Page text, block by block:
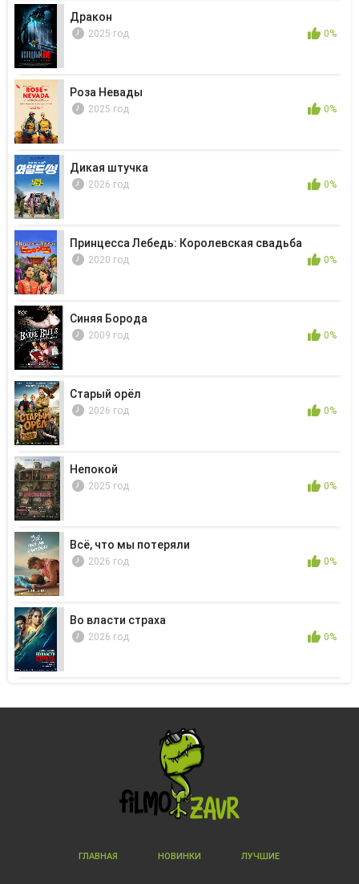
Дракон
2025 год 0%
Роза Невады
2025 год 0%
Дикая штучка
2026 год 0%
Принцесса Лебедь: Королевская свадьба
2020 год 0%
Синяя Борода
2009 год 0%
Старый орёл
2026 год 0%
Непокой
2025 год 0%
Всё, что мы потеряли
2026 год 0%
Во власти страха
2026 год 0%
ГЛАВНАЯ НОВИНКИ ЛУЧШИЕ